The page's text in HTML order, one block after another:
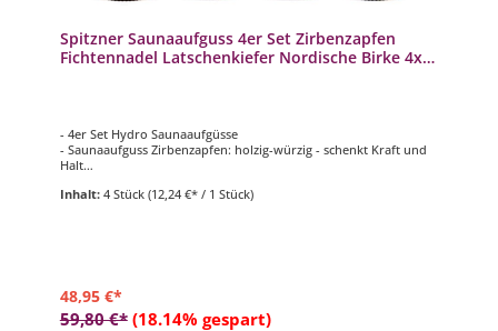
Spitzner Saunaaufguss 4er Set Zirbenzapfen
Fichtennadel Latschenkiefer Nordische Birke 4x
- 4er Set Hydro Saunaaufgüsse
- Saunaaufguss Zirbenzapfen: holzig-würzig - schenkt Kraft und
Halt
wohltuend die Atemwege
Inhalt: 4 Stück (12,24 €* / 1 Stück)
48,95 €*
59,80 €* (18.14% gespart)